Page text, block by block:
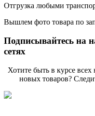
Отгрузка любыми
Вышлем фото товара по
Подписывайтесь на
сетях
Хотите быть в курсе
новых товаров?